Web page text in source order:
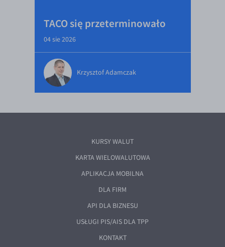
TACO się przeterminowało
04 sie 2026
Krzysztof Adamczak
KURSY WALUT
KARTA WIELOWALUTOWA
APLIKACJA MOBILNA
DLA FIRM
API DLA BIZNESU
USŁUGI PIS/AIS DLA TPP
KONTAKT